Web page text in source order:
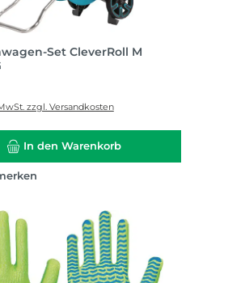
Set CleverRoll M
zzgl. Versandkosten
In den Warenkorb